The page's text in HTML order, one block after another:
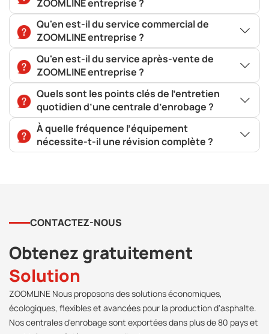
ZOOMLINE entreprise ?
Qu'en est-il du service commercial de
ZOOMLINE entreprise ?
Qu'en est-il du service après-vente de
ZOOMLINE entreprise ?
Quels sont les points clés de l’entretien
quotidien d’une centrale d’enrobage ?
À quelle fréquence l’équipement
nécessite-t-il une révision complète ?
CONTACTEZ-NOUS
Obtenez gratuitement
Solution
ZOOMLINE Nous proposons des solutions économiques,
écologiques, flexibles et avancées pour la production d'asphalte.
Nos centrales d'enrobage sont exportées dans plus de 80 pays et